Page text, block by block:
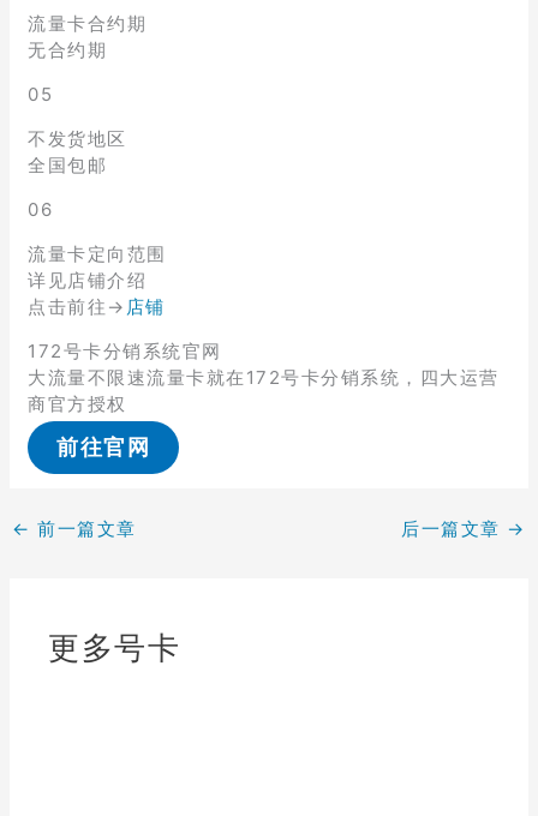
流量卡合约期
无合约期
05
不发货地区
全国包邮
06
流量卡定向范围
详见店铺介绍
点击前往→ 店铺
172号卡分销系统官网
大流量不限速流量卡就在172号卡分销系统，四大运营
商官方授权
前往官网
← 前一篇文章 后一篇文章 →
更多号卡